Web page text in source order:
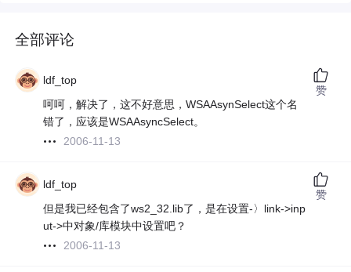
全部评论
ldf_top
呵呵，解决了，这不好意思，WSAAsynSelect这个名
错了，应该是WSAAsyncSelect。
2006-11-13
赞
ldf_top
但是我已经包含了ws2_32.lib了，是在设置-〉link->inp
ut->中对象/库模块中设置吧？
2006-11-13
赞